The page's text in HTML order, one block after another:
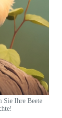
Sie Ihre Beete